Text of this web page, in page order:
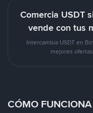
Comercia USDT
vende con tus
Intercambia USDT en
mejores
CÓMO